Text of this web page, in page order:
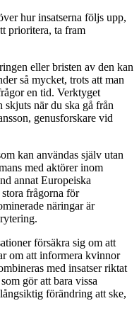
hur insatserna följs upp,
prioritera, ta fram
eller bristen av den kan
så mycket, trots att man
en tid. Verktyget
skjuts när du ska gå från
genusforskare vid
kan användas själv utan
med aktörer inom
annat Europeiska
frågorna för
näringar är
försäkra sig om att
om att informera kvinnor
med insatser riktat
gör att bara vissa
förändring att ske,